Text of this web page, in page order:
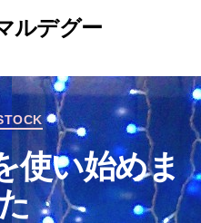
ルデグー
使い始めま